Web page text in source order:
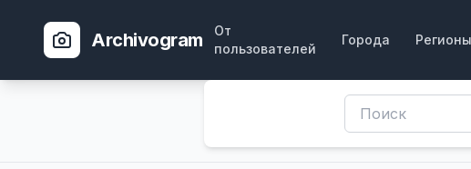
Archivogram
От
пользователей
Города Регионы